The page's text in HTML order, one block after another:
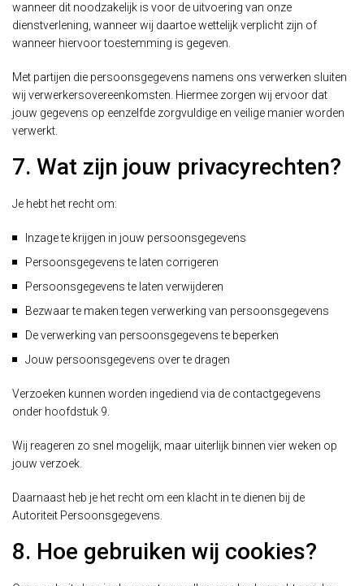
wanneer dit noodzakelijk is voor de uitvoering van onze
dienstverlening, wanneer wij daartoe wettelijk verplicht zijn of
wanneer hiervoor toestemming is gegeven.
Met partijen die persoonsgegevens namens ons verwerken sluiten
wij verwerkersovereenkomsten. Hiermee zorgen wij ervoor dat
jouw gegevens op eenzelfde zorgvuldige en veilige manier worden
verwerkt.
7. Wat zijn jouw privacyrechten?
Je hebt het recht om:
Inzage te krijgen in jouw persoonsgegevens
Persoonsgegevens te laten corrigeren
Persoonsgegevens te laten verwijderen
Bezwaar te maken tegen verwerking van persoonsgegevens
De verwerking van persoonsgegevens te beperken
Jouw persoonsgegevens over te dragen
Verzoeken kunnen worden ingediend via de contactgegevens
onder hoofdstuk 9.
Wij reageren zo snel mogelijk, maar uiterlijk binnen vier weken op
jouw verzoek.
Daarnaast heb je het recht om een klacht in te dienen bij de
Autoriteit Persoonsgegevens.
8. Hoe gebruiken wij cookies?